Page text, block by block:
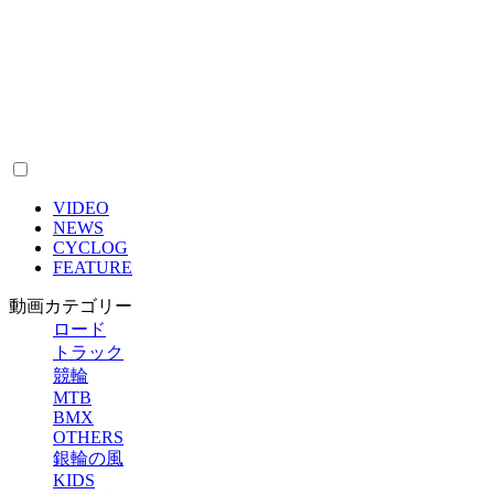
VIDEO
NEWS
CYCLOG
FEATURE
動画カテゴリー
ロード
トラック
競輪
MTB
BMX
OTHERS
銀輪の風
KIDS